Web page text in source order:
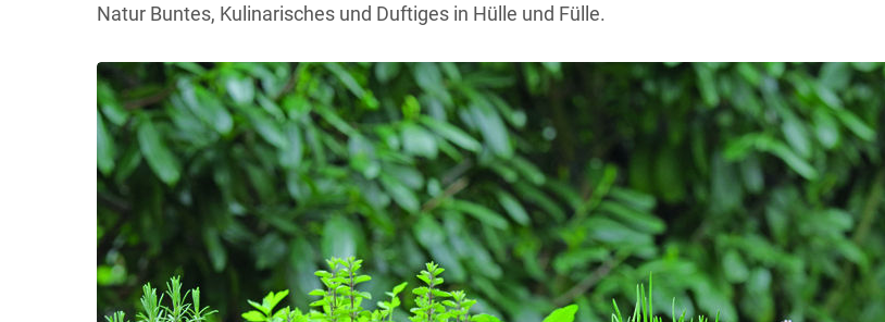
Skip to main content
Natur Buntes, Kulinarisches und Duftiges in Hülle und Fülle.